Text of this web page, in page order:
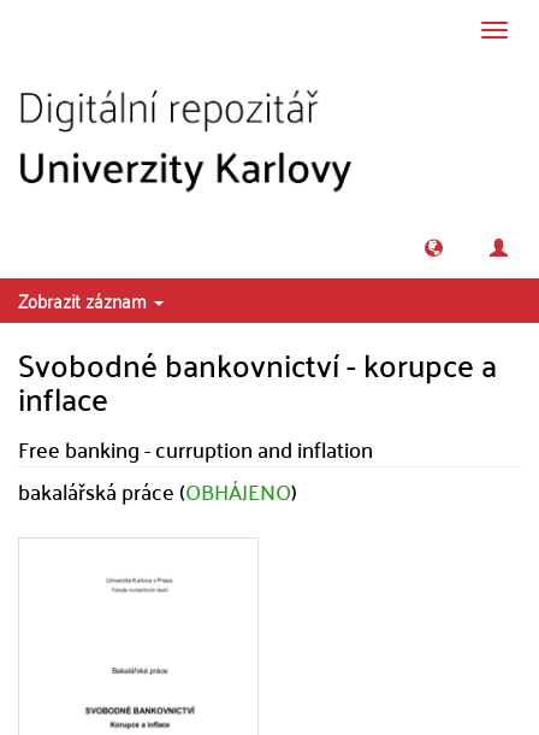
Zobrazit záznam
Svobodné bankovnictví - korupce a
inflace
Free banking - curruption and inflation
bakalářská práce (OBHÁJENO)